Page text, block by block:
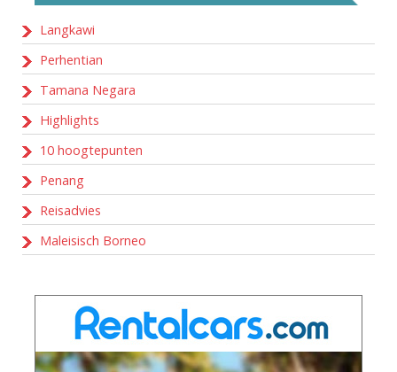
Langkawi
Perhentian
Tamana Negara
Highlights
10 hoogtepunten
Penang
Reisadvies
Maleisisch Borneo